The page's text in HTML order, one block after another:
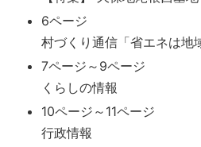
6ページ
村づくり通信「省エネは地
7ページ～9ページ
くらしの情報
10ページ～11ページ
行政情報